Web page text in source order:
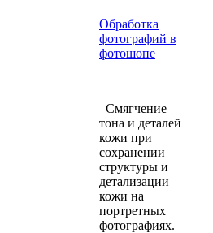
Обработка
фотографий в
фотошопе
Смягчение
тона и деталей
кожи при
сохранении
структуры и
детализации
кожи на
портретных
фотографиях.